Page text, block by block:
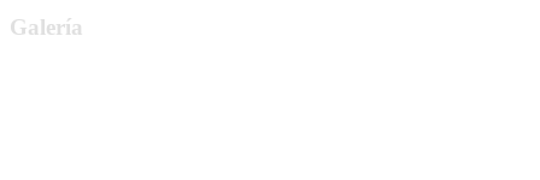
Galería